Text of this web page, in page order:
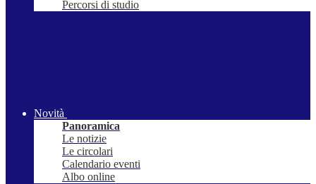
Percorsi di studio
Novità
Panoramica
Le notizie
Le circolari
Calendario eventi
Albo online